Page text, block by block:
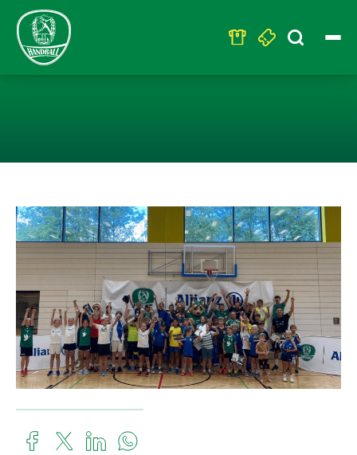
Search
for: